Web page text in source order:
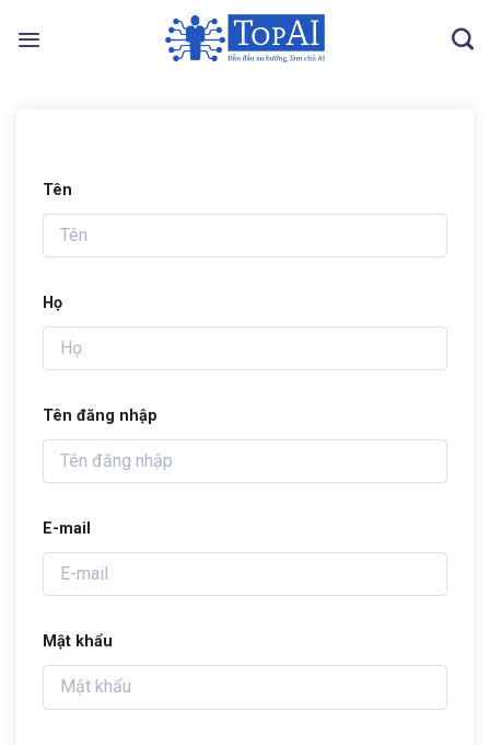
Tên
Họ
Tên đăng nhập
E-mail
Mật khẩu